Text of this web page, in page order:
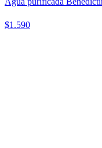
$1.590